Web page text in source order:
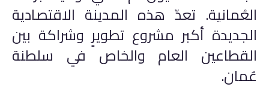
العُمانية. تعدّ هذه المدينة الاقتصادية
الجديدة أكبر مشروع تطويرٍ وشراكة بين
القطاعين العام والخاص في سلطنة
عُمان.